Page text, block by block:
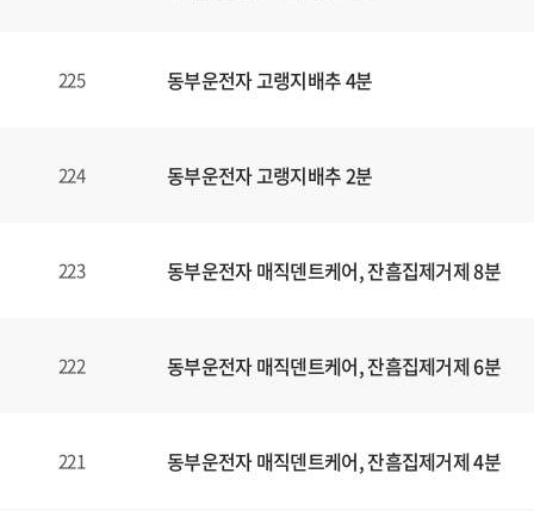
225 동부운전자 고랭지배추 4분
224 동부운전자 고랭지배추 2분
223 동부운전자 매직덴트케어, 잔흠집제거제 8분
222 동부운전자 매직덴트케어, 잔흠집제거제 6분
221 동부운전자 매직덴트케어, 잔흠집제거제 4분